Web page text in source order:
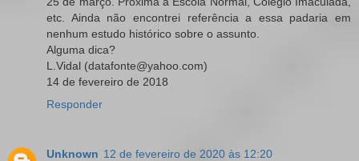
etc. Ainda não encontrei referência a essa padaria em
nenhum estudo histórico sobre o assunto.
Alguma dica?
L.Vidal (datafonte@yahoo.com)
14 de fevereiro de 2018
Responder
Unknown 12 de fevereiro de 2020 às 12:20